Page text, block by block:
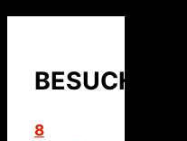
BESUCHER
8